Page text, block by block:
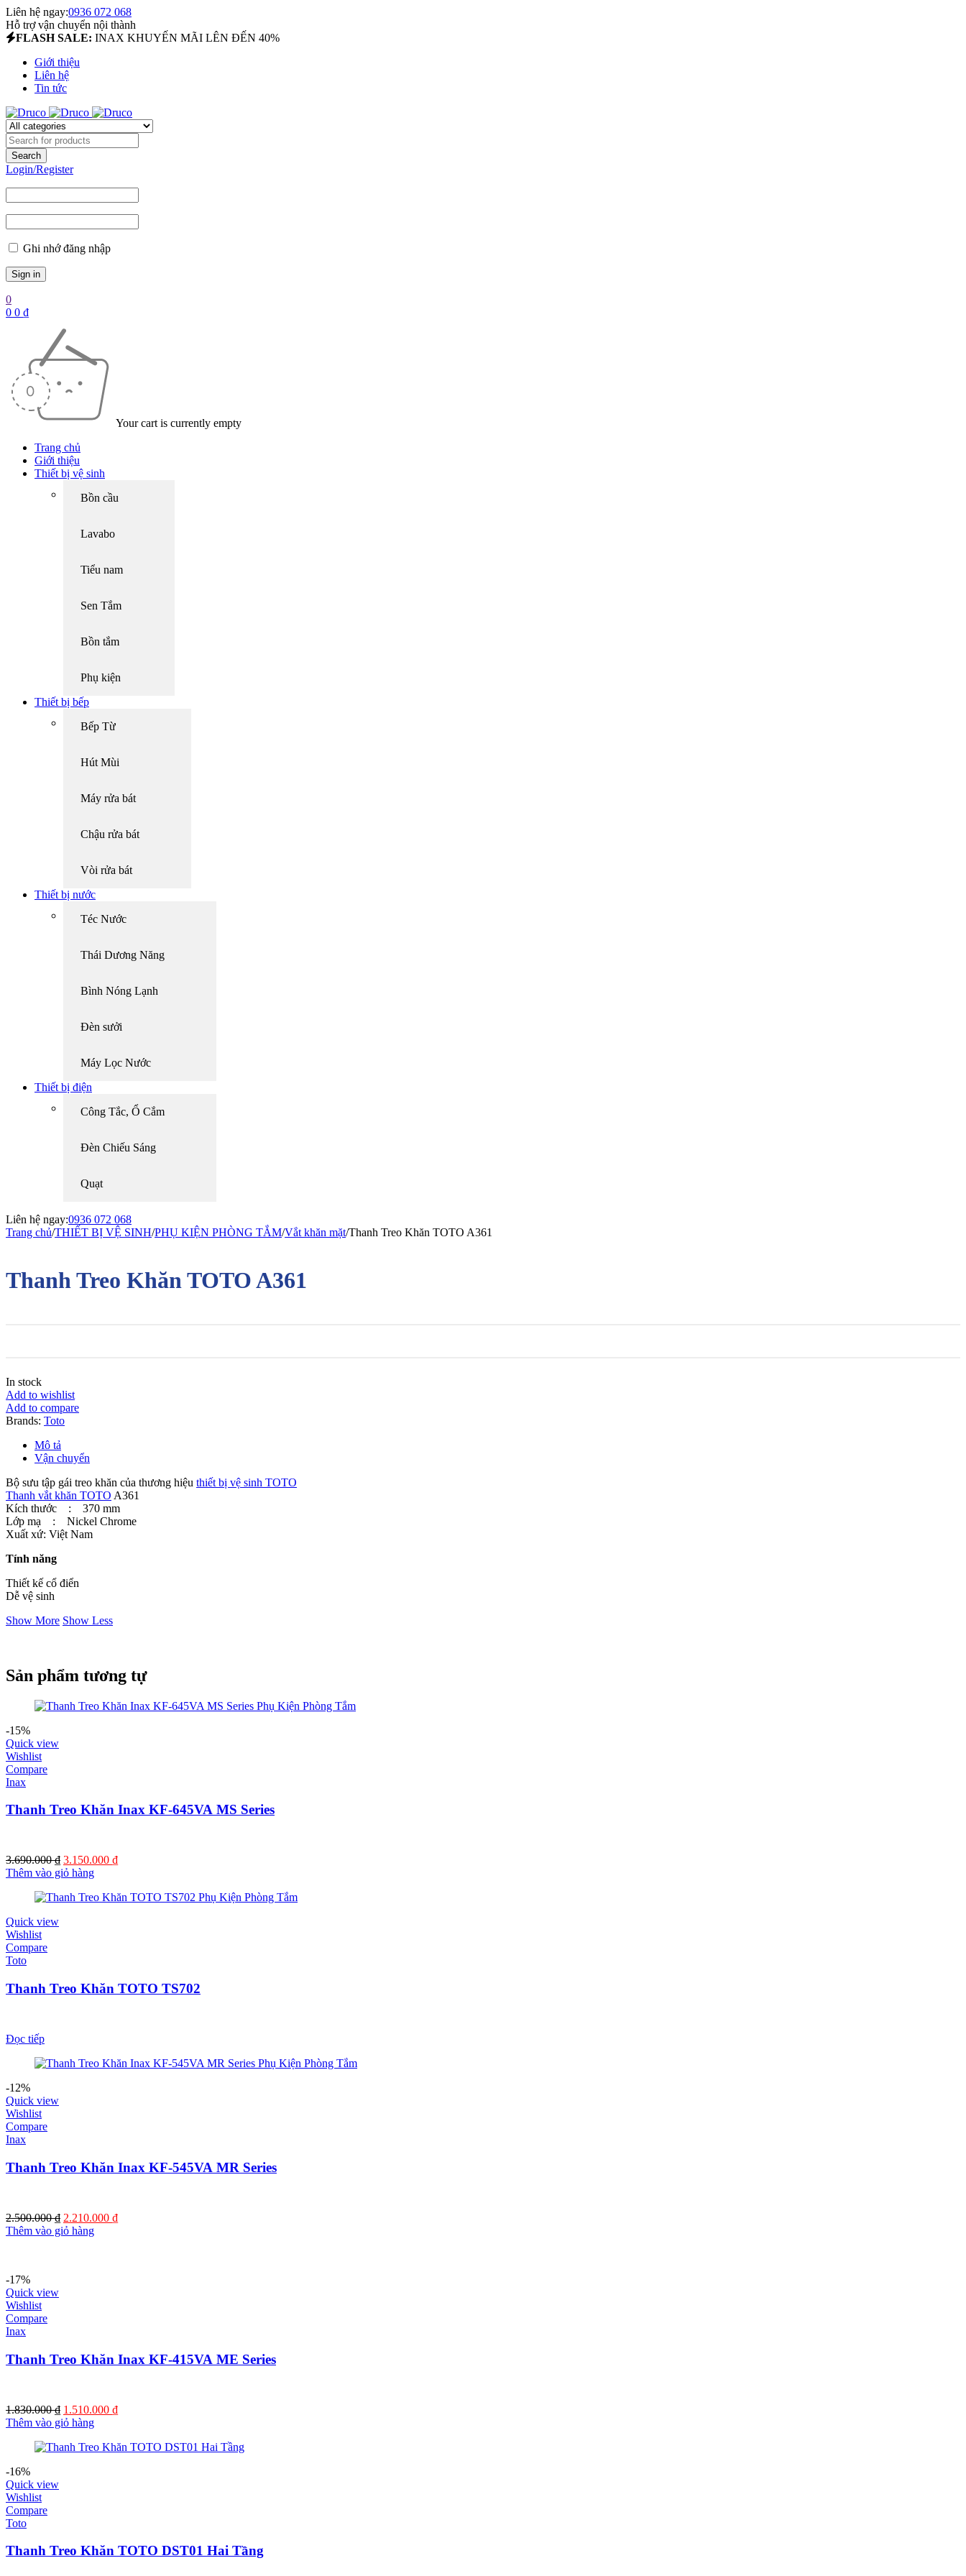
Liên hệ ngay:0936 072 068
Hỗ trợ vận chuyển nội thành
FLASH SALE: INAX KHUYẾN MÃI LÊN ĐẾN 40%
Giới thiệu
Liên hệ
Tin tức
Login/Register
Ghi nhớ đăng nhập
0
0 0 ₫
Your cart is currently empty
Trang chủ
Giới thiệu
Thiết bị vệ sinh
Bồn cầu
Lavabo
Tiểu nam
Sen Tắm
Bồn tắm
Phụ kiện
Thiết bị bếp
Bếp Từ
Hút Mùi
Máy rửa bát
Chậu rửa bát
Vòi rửa bát
Thiết bị nước
Téc Nước
Thái Dương Năng
Bình Nóng Lạnh
Đèn sưởi
Máy Lọc Nước
Thiết bị điện
Công Tắc, Ổ Cắm
Đèn Chiếu Sáng
Quạt
Liên hệ ngay:0936 072 068
Trang chủ/THIẾT BỊ VỆ SINH/PHỤ KIỆN PHÒNG TẮM/Vắt khăn mặt/Thanh Treo Khăn TOTO A361
Thanh Treo Khăn TOTO A361
In stock
Add to wishlist
Add to compare
Brands: Toto
Mô tả
Vận chuyển
Bộ sưu tập gái treo khăn của thương hiệu thiết bị vệ sinh TOTO
Thanh vắt khăn TOTO A361
Kích thước : 370 mm
Lớp mạ : Nickel Chrome
Xuất xứ: Việt Nam
Tính năng
Thiết kế cổ điển
Dễ vệ sinh
Show More Show Less
Sản phẩm tương tự
-15%
Quick view
Wishlist
Compare
Inax
Thanh Treo Khăn Inax KF-645VA MS Series
3.690.000₫ Giá
gốc
3.690.000 ₫.
3.150.000 ₫Giá
là:
Thêm vào giỏ hàng
Quick view
Wishlist
Compare
Toto
Thanh Treo Khăn TOTO TS702
Đọc tiếp
-12%
Quick view
Wishlist
Compare
Inax
Thanh Treo Khăn Inax KF-545VA MR Series
2.500.000₫ Giá
gốc
2.210.000 ₫Giá
Thêm vào giỏ hàng
-17%
Quick view
Wishlist
Compare
Inax
Thanh Treo Khăn Inax KF-415VA ME Series
1.830.000₫ Giá
gốc
1.830.000 ₫.
1.510.000 ₫Giá
là:
Thêm vào giỏ hàng
-16%
Quick view
Wishlist
Compare
Toto
Thanh Treo Khăn TOTO DST01 Hai Tầng